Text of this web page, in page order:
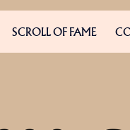
SCROLL OF FAME